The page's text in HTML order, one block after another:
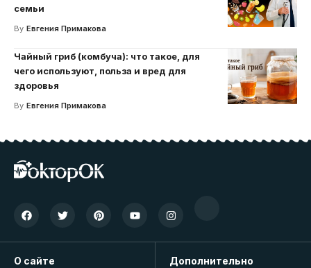
семьи
By Евгения Примакова
Чайный гриб (комбуча): что такое, для
чего используют, польза и вред для
здоровья
By Евгения Примакова
О сайте Дополнительно